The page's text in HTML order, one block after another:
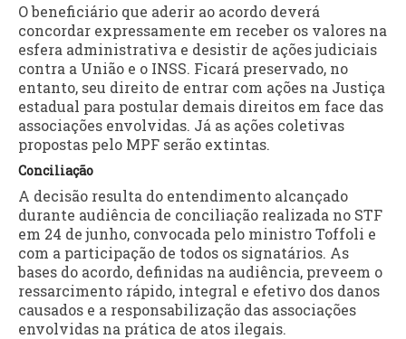
O beneficiário que aderir ao acordo deverá
concordar expressamente em receber os valores na
esfera administrativa e desistir de ações judiciais
contra a União e o INSS. Ficará preservado, no
entanto, seu direito de entrar com ações na Justiça
estadual para postular demais direitos em face das
associações envolvidas. Já as ações coletivas
propostas pelo MPF serão extintas.
Conciliação
A decisão resulta do entendimento alcançado
durante audiência de conciliação realizada no STF
em 24 de junho, convocada pelo ministro Toffoli e
com a participação de todos os signatários. As
bases do acordo, definidas na audiência, preveem o
ressarcimento rápido, integral e efetivo dos danos
causados e a responsabilização das associações
envolvidas na prática de atos ilegais.